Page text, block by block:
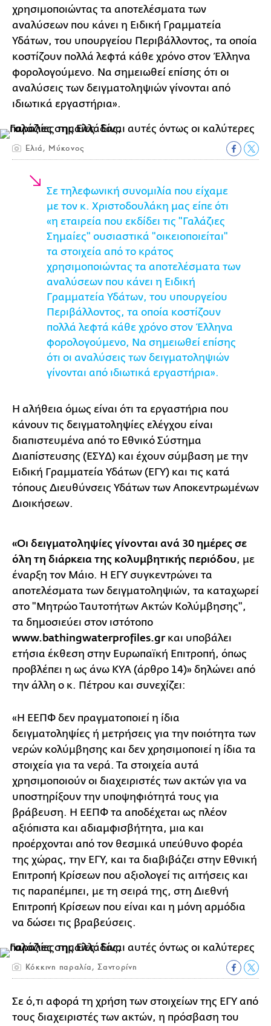
χρησιμοποιώντας τα αποτελέσματα των
αναλύσεων που κάνει η Ειδική Γραμματεία
Υδάτων, του υπουργείου Περιβάλλοντος, τα οποία
κοστίζουν πολλά λεφτά κάθε χρόνο στον Έλληνα
φορολογούμενο. Να σημειωθεί επίσης ότι οι
αναλύσεις των δειγματοληψιών γίνονται από
ιδιωτικά εργαστήρια».
Ελιά, Μύκονος
Σε τηλεφωνική συνομιλία που είχαμε
με τον κ. Χριστοδουλάκη μας είπε ότι
«η εταιρεία που εκδίδει τις "Γαλάζιες
Σημαίες" ουσιαστικά "οικειοποιείται"
τα στοιχεία από το κράτος
χρησιμοποιώντας τα αποτελέσματα των
αναλύσεων που κάνει η Ειδική
Γραμματεία Υδάτων, του υπουργείου
Περιβάλλοντος, τα οποία κοστίζουν
πολλά λεφτά κάθε χρόνο στον Έλληνα
φορολογούμενο, Να σημειωθεί επίσης
ότι οι αναλύσεις των δειγματοληψιών
γίνονται από ιδιωτικά εργαστήρια».
Η αλήθεια όμως είναι ότι τα εργαστήρια που
κάνουν τις δειγματοληψίες ελέγχου είναι
διαπιστευμένα από το Εθνικό Σύστημα
Διαπίστευσης (ΕΣΥΔ) και έχουν σύμβαση με την
Ειδική Γραμματεία Υδάτων (ΕΓΥ) και τις κατά
τόπους Διευθύνσεις Υδάτων των Αποκεντρωμένων
Διοικήσεων.
«Οι δειγματοληψίες γίνονται ανά 30 ημέρες σε
όλη τη διάρκεια της κολυμβητικής περιόδου, με
έναρξη τον Μάιο. Η ΕΓΥ συγκεντρώνει τα
αποτελέσματα των δειγματοληψιών, τα καταχωρεί
στο "Μητρώο Ταυτοτήτων Ακτών Κολύμβησης",
τα δημοσιεύει στον ιστότοπο
www.bathingwaterprofiles.grκαι υποβάλει
ετήσια έκθεση στην Ευρωπαϊκή Επιτροπή, όπως
προβλέπει η ως άνω ΚΥΑ (άρθρο 14)» δηλώνει από
την άλλη ο κ. Πέτρου και συνεχίζει:
«Η ΕΕΠΦ δεν πραγματοποιεί η ίδια
δειγματοληψίες ή μετρήσεις για την ποιότητα των
νερών κολύμβησης και δεν χρησιμοποιεί η ίδια τα
στοιχεία για τα νερά. Τα στοιχεία αυτά
χρησιμοποιούν οι διαχειριστές των ακτών για να
υποστηρίξουν την υποψηφιότητά τους για
βράβευση. Η ΕΕΠΦ τα αποδέχεται ως πλέον
αξιόπιστα και αδιαμφισβήτητα, μια και
προέρχονται από τον θεσμικά υπεύθυνο φορέα
της χώρας, την ΕΓΥ, και τα διαβιβάζει στην Εθνική
Επιτροπή Κρίσεων που αξιολογεί τις αιτήσεις και
τις παραπέμπει, με τη σειρά της, στη Διεθνή
Επιτροπή Κρίσεων που είναι και η μόνη αρμόδια
να δώσει τις βραβεύσεις.
Κόκκινη παραλία, Σαντορίνη
Σε ό,τι αφορά τη χρήση των στοιχείων της ΕΓΥ από
τους διαχειριστές των ακτών, η πρόσβαση του